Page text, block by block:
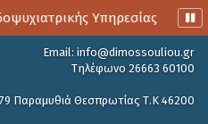
Υπηρεσίας
Email: info@dimossouliou.gr
Τηλέφωνο 26663 60100
Παραμυθιά Θεσπρωτίας Τ.Κ 46200